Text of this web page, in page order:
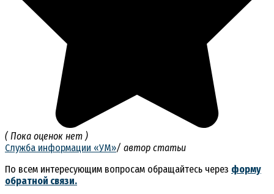
( Пока оценок нет )
Служба информации «УМ»/ автор статьи
По всем интересующим вопросам обращайтесь через форму
обратной связи.